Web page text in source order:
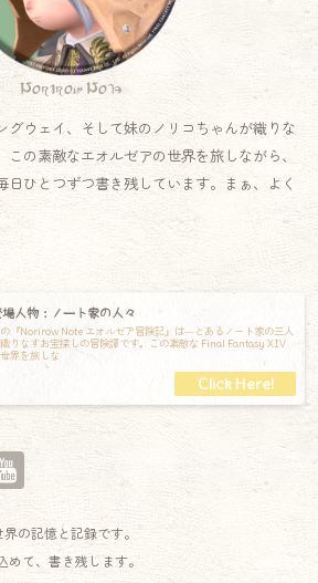
Norirow Note
グウェイ、そして妹のノリコちゃんが織りな
の素敵なエオルゼアの世界を旅しながら、
日ひとつずつ書き残しています。まぁ、よく
場人物：ノート家の人々
の『Norirow Note エオルゼア冒険記』は―とあるノート家の三人
りなすお宝探しの冒険譚です。この素敵な Final Fantasy XIV
界を旅しな
の記憶と記録です。
めて、書き残します。